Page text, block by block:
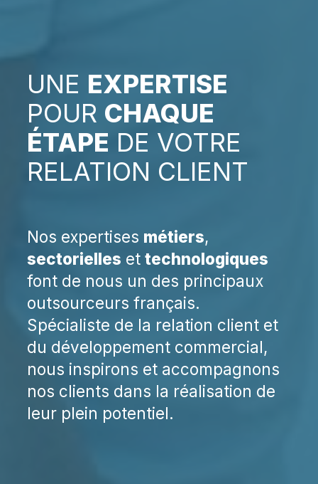
UNE EXPERTISE
POUR CHAQUE
ÉTAPE DE VOTRE
RELATION CLIENT
Nos expertises métiers,
sectorielles et technologiques
font de nous un des principaux
outsourceurs français.
Spécialiste de la relation client et
du développement commercial,
nous inspirons et accompagnons
nos clients dans la réalisation de
leur plein potentiel.